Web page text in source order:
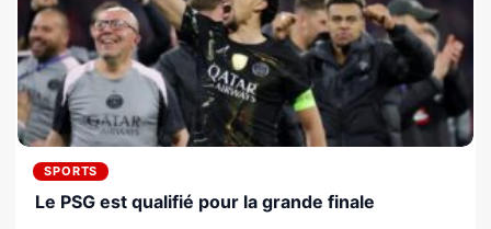
SPORTS
Le PSG est qualifié pour la grande finale